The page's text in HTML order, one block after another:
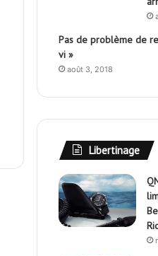
Pas de problème de
vi »
août 3, 2018
Libertinage